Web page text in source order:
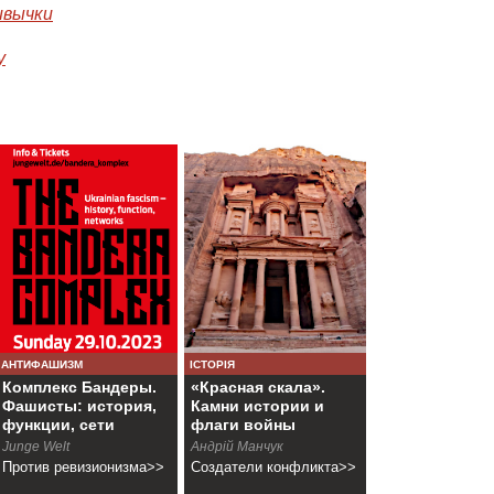
АНТИФАШИЗМ
Комплекс Бандеры.
Фашисты: история,
функции, сети
Junge Welt
Против ревизионизма>>
ІСТОРІЯ
«Красная скала».
Камни истории и
флаги войны
Андрій Манчук
Создатели конфликта>>